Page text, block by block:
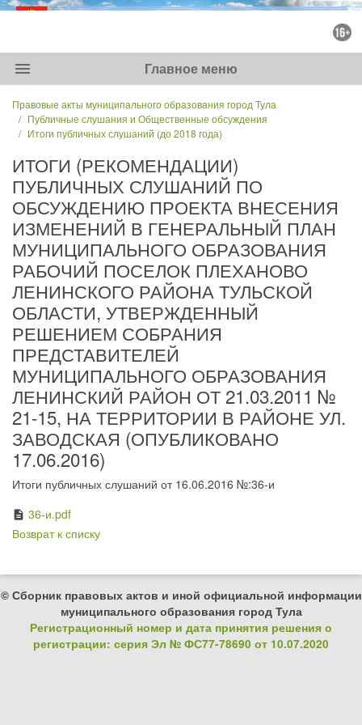
menu Главное меню
Правовые акты муниципального образования город Тула
Публичные слушания и Общественные обсуждения
Итоги публичных слушаний (до 2018 года)
ИТОГИ (РЕКОМЕНДАЦИИ)
ПУБЛИЧНЫХ СЛУШАНИЙ ПО
ОБСУЖДЕНИЮ ПРОЕКТА ВНЕСЕНИЯ
ИЗМЕНЕНИЙ В ГЕНЕРАЛЬНЫЙ ПЛАН
МУНИЦИПАЛЬНОГО ОБРАЗОВАНИЯ
РАБОЧИЙ ПОСЕЛОК ПЛЕХАНОВО
ЛЕНИНСКОГО РАЙОНА ТУЛЬСКОЙ
ОБЛАСТИ, УТВЕРЖДЕННЫЙ
РЕШЕНИЕМ СОБРАНИЯ
ПРЕДСТАВИТЕЛЕЙ
МУНИЦИПАЛЬНОГО ОБРАЗОВАНИЯ
ЛЕНИНСКИЙ РАЙОН ОТ 21.03.2011 №
21-15, НА ТЕРРИТОРИИ В РАЙОНЕ УЛ.
ЗАВОДСКАЯ (ОПУБЛИКОВАНО
17.06.2016)
Итоги публичных слушаний от 16.06.2016 №:36-и
description 36-и.pdf
Возврат к списку
© Сборник правовых актов и иной официальной информации
муниципального образования город Тула
Регистрационный номер и дата принятия решения о
регистрации: серия Эл № ФС77-78690 от 10.07.2020